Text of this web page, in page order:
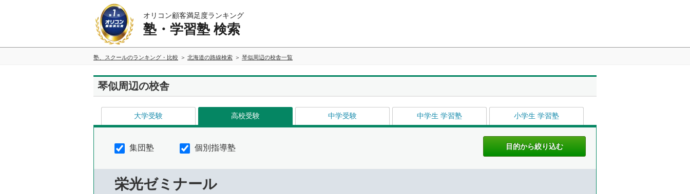
オリコン顧客満足度ランキング
塾・学習塾 検索
塾、スクールのランキング・比較 北海道の路線検索 琴似周辺の校舎一覧
琴似周辺の校舎
大学受験 高校受験 中学受験 中学生 学習塾 小学生 学習塾
集団塾 個別指導塾
栄光ゼミナール